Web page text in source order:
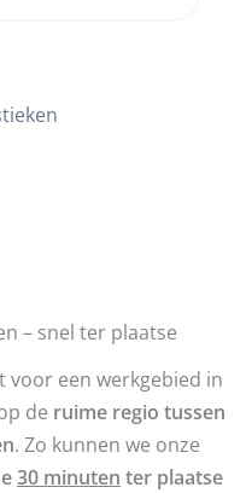
– snel ter plaatse
voor een werkgebied in
de ruime regio tussen
. Zo kunnen we onze
30 minuten ter plaatse